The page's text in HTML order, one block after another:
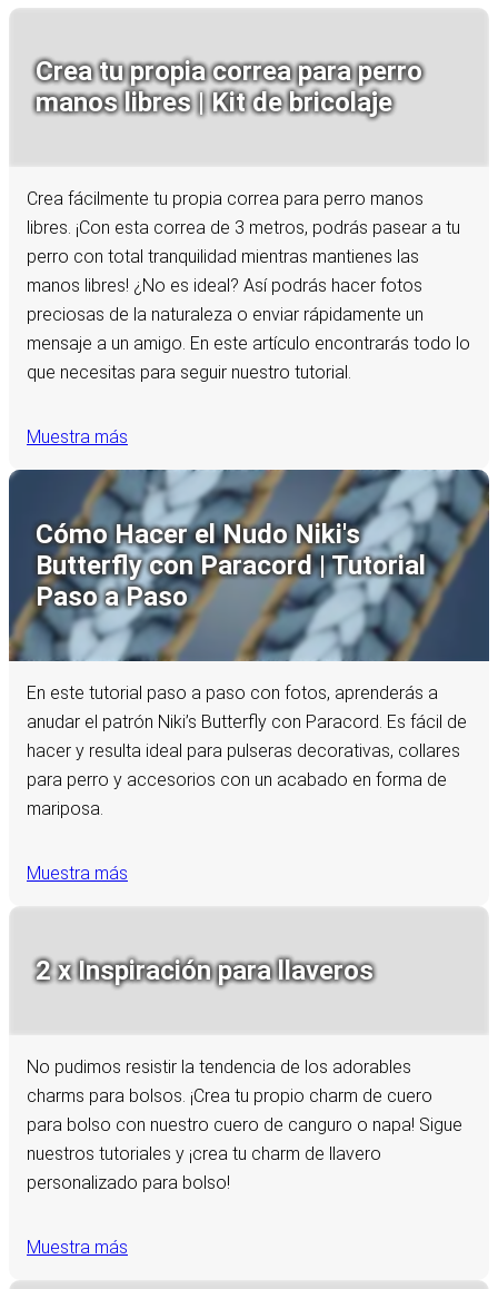
Crea tu propia correa para perro
manos libres | Kit de bricolaje
Crea fácilmente tu propia correa para perro manos
libres. ¡Con esta correa de 3 metros, podrás pasear a tu
perro con total tranquilidad mientras mantienes las
manos libres! ¿No es ideal? Así podrás hacer fotos
preciosas de la naturaleza o enviar rápidamente un
mensaje a un amigo. En este artículo encontrarás todo lo
que necesitas para seguir nuestro tutorial.
Muestra más
Cómo Hacer el Nudo Niki's
Butterfly con Paracord | Tutorial
Paso a Paso
En este tutorial paso a paso con fotos, aprenderás a
anudar el patrón Niki’s Butterfly con Paracord. Es fácil de
hacer y resulta ideal para pulseras decorativas, collares
para perro y accesorios con un acabado en forma de
mariposa.
Muestra más
2 x Inspiración para llaveros
No pudimos resistir la tendencia de los adorables
charms para bolsos. ¡Crea tu propio charm de cuero
para bolso con nuestro cuero de canguro o napa! Sigue
nuestros tutoriales y ¡crea tu charm de llavero
personalizado para bolso!
Muestra más